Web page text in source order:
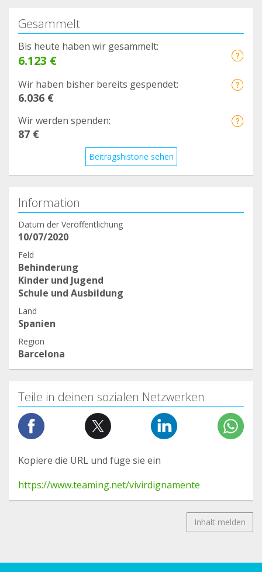
Gesammelt
Bis heute haben wir gesammelt:
6.123 €
Wir haben bisher bereits gespendet:
6.036 €
Wir werden spenden:
87 €
Beitragshistorie sehen
Information
Datum der Veröffentlichung
10/07/2020
Feld
Behinderung
Kinder und Jugend
Schule und Ausbildung
Land
Spanien
Region
Barcelona
Teile in deinen sozialen Netzwerken
Kopiere die URL und füge sie ein
https://www.teaming.net/vivirdignamente
Inhalt melden